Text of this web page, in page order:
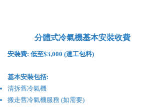
分體式冷氣機基本安裝收費
安裝費: 低至$3,000 (連工包料)
基本安裝包括:
清拆舊冷氣機
搬走舊冷氣機服務 (如需要)